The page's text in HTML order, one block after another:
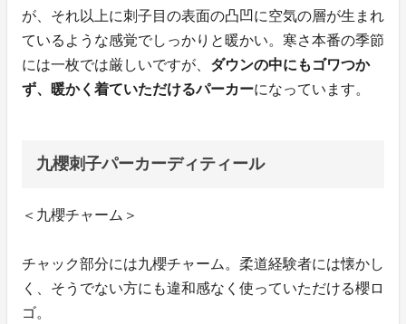
が、それ以上に刺子目の表面の凸凹に空気の層が生まれ
ているような感覚でしっかりと暖かい。寒さ本番の季節
には一枚では厳しいですが、 ダウンの中にもゴワつか
ず、暖かく着ていただけるパーカーになっています。
九櫻刺子パーカーディティール
＜九櫻チャーム＞
チャック部分には九櫻チャーム。柔道経験者には懐かし
く、そうでない方にも違和感なく使っていただける櫻ロ
ゴ。